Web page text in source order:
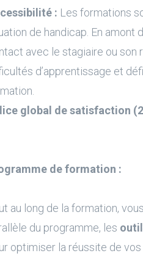
: Les formations
de handicap. En amont
avec le stagiaire ou son
d’apprentissage et
global de satisfaction
de formation :
au long de la formation,
du programme, les
optimiser la réussite de